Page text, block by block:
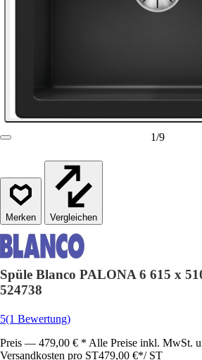
1/9
Vergleichen
Spüle Blanco PALONA 6 615 x
524738
5(1 Bewertung)
Preis — 479,00 € * Alle Preise inkl. MwSt.
Versandkosten pro ST479,00 €*/ ST